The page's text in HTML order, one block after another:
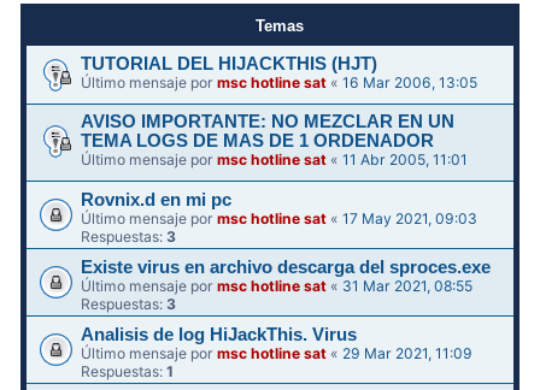
Temas
TUTORIAL DEL HIJACKTHIS (HJT)
Último mensaje pormsc hotline sat «16 Mar 2006, 13:05
AVISO IMPORTANTE: NO MEZCLAR EN UN
TEMA LOGS DE MAS DE 1 ORDENADOR
Último mensaje pormsc hotline sat «11 Abr 2005, 11:01
Rovnix.d en mi pc
Último mensaje pormsc hotline sat «17 May 2021, 09:03
Respuestas:3
Existe virus en archivo descarga del sproces.exe
Último mensaje pormsc hotline sat « 31 Mar 2021, 08:55
Respuestas: 3
Analisis de log HiJackThis. Virus
Último mensaje pormsc hotline sat « 29 Mar 2021, 11:09
Respuestas:1